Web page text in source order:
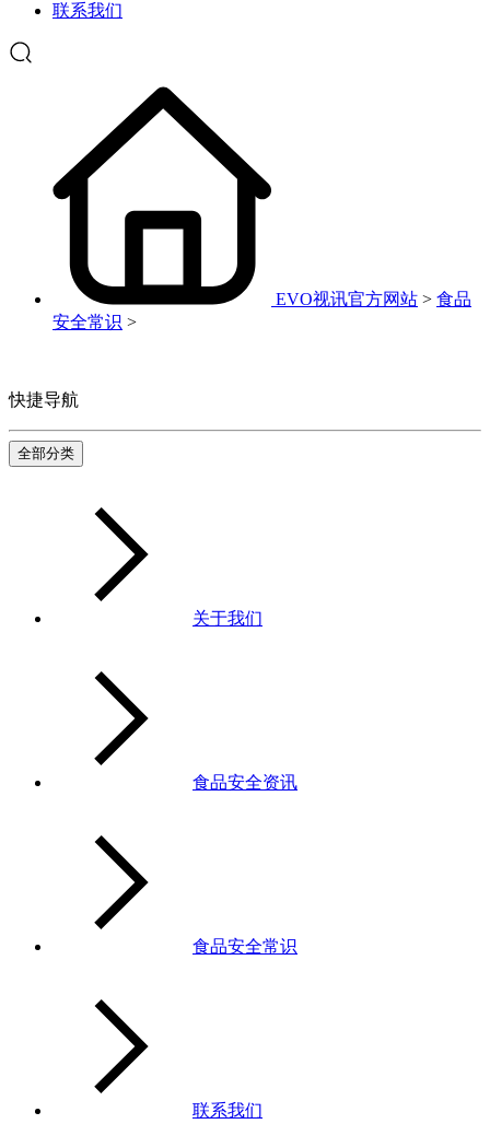
联系我们
EVO视讯官方网站 > 食品
安全常识 >
快捷导航
全部分类
关于我们
食品安全资讯
食品安全常识
联系我们